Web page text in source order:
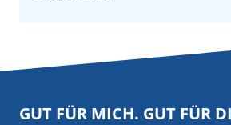
GUT FÜR MICH. GUT FÜR